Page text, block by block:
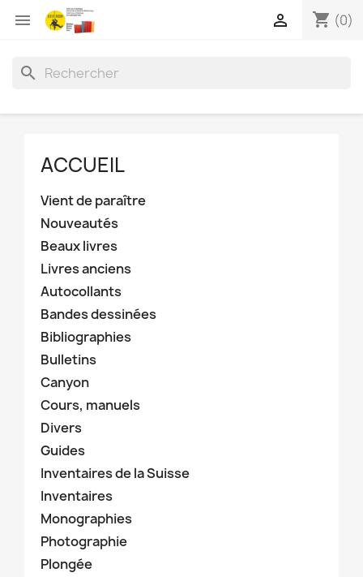
 shopping_cart (0)

search
ACCUEIL
Vient de paraître
Nouveautés
Beaux livres
Livres anciens
Autocollants
Bandes dessinées
Bibliographies
Bulletins
Canyon
Cours, manuels
Divers
Guides
Inventaires de la Suisse
Inventaires
Monographies
Photographie
Plongée